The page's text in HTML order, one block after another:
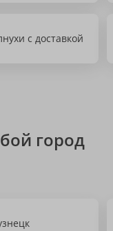
с доставкой
город